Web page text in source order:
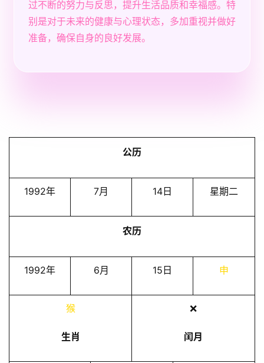
过不断的努力与反思，提升生活品质和幸福感。特
别是对于未来的健康与心理状态，多加重视并做好
准备，确保自身的良好发展。
公历
1992年 7月 14日 星期二
农历
1992年 6月 15日 申
猴
生肖
❌
闰月